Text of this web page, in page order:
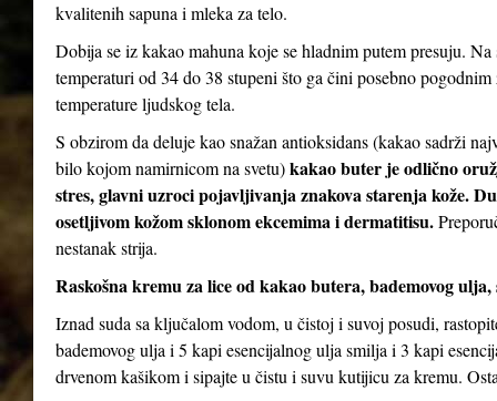
kvalitenih sapuna i mleka za telo.
Dobija se iz kakao mahuna koje se hladnim putem presuju.
temperaturi od 34 do 38 stupeni što ga čini posebno
temperature ljudskog tela.
S obzirom da deluje kao snažan antioksidans (kakao sadrži
bilo kojom namirnicom na svetu)kakao buter je odlično
stres, glavni uzroci pojavljivanja znakova starenja kože.
osetljivom kožom sklonom ekcemima i dermatitisu.
nestanak strija.
Raskošna kremu za lice od kakao butera, bademovog
Iznad suda sa ključalom vodom, u čistoj i suvoj posudi,
bademovog ulja i 5 kapi esencijalnog ulja smilja i 3 kapi
drvenom kašikom i sipajte u čistu i suvu kutijicu za kremu.